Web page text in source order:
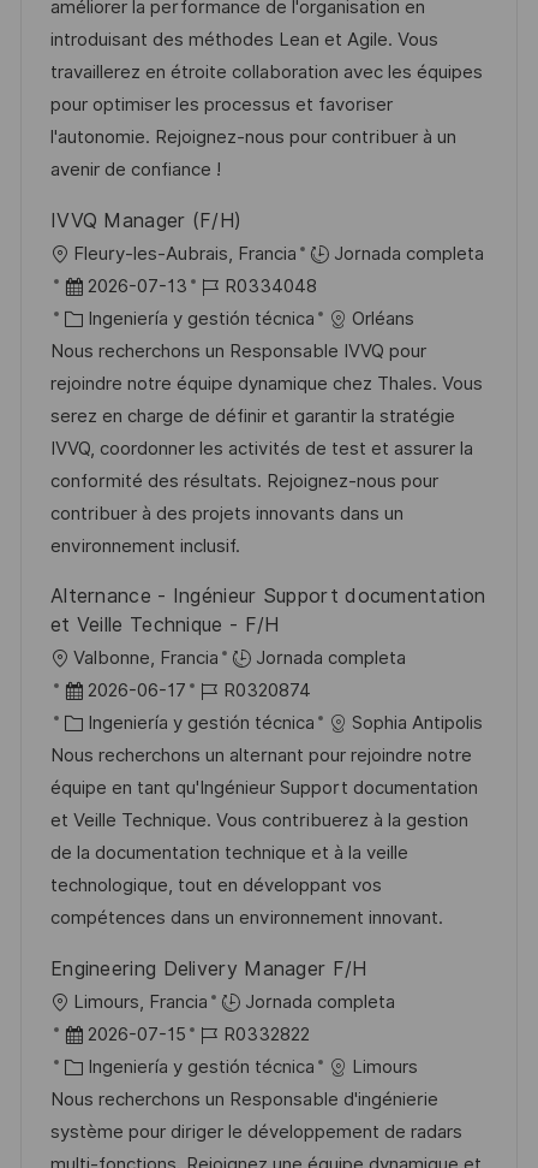
i
ó
n
a
c
i
ó
n
h
a
d
e
p
u
l
i
c
a
c
i
ó
n
e
e
m
p
l
e
t
e
g
o
r
í
améliorer la performance de l'organisation en
introduisant des méthodes Lean et Agile. Vous
travaillerez en étroite collaboration avec les équipes
pour optimiser les processus et favoriser
l'autonomie. Rejoignez-nous pour contribuer à un
avenir de confiance !
IVVQ Manager (F/H)
U
b
c
a
c
i
ó
n
Fleury-les-Aubrais, Francia
Jornada completa
F
e
c
h
a
d
e
p
u
l
a
ó
2026-07-13
I
D
d
e
e
m
p
l
e
R0334048
C
a
t
e
g
o
r
í
Ingeniería y gestión técnica
Orléans
Nous recherchons un Responsable IVVQ pour
rejoindre notre équipe dynamique chez Thales. Vous
serez en charge de définir et garantir la stratégie
IVVQ, coordonner les activités de test et assurer la
conformité des résultats. Rejoignez-nous pour
contribuer à des projets innovants dans un
environnement inclusif.
Alternance - Ingénieur Support documentation
et Veille Technique - F/H
U
b
c
a
c
i
ó
n
Valbonne, Francia
Jornada completa
F
e
c
h
a
d
e
p
b
l
i
c
a
c
2026-06-17
I
D
d
e
e
m
p
l
o
R0320874
C
a
t
e
g
o
r
a
Ingeniería y gestión técnica
Sophia Antipolis
Nous recherchons un alternant pour rejoindre notre
équipe en tant qu'Ingénieur Support documentation
et Veille Technique. Vous contribuerez à la gestion
de la documentation technique et à la veille
technologique, tout en développant vos
compétences dans un environnement innovant.
Engineering Delivery Manager F/H
U
b
c
a
c
Limours, Francia
Jornada completa
F
e
c
h
a
2026-07-15
I
D
d
e
e
R0332822
C
a
t
e
Ingeniería y gestión técnica
Limours
Nous recherchons un Responsable d'ingénierie
système pour diriger le développement de radars